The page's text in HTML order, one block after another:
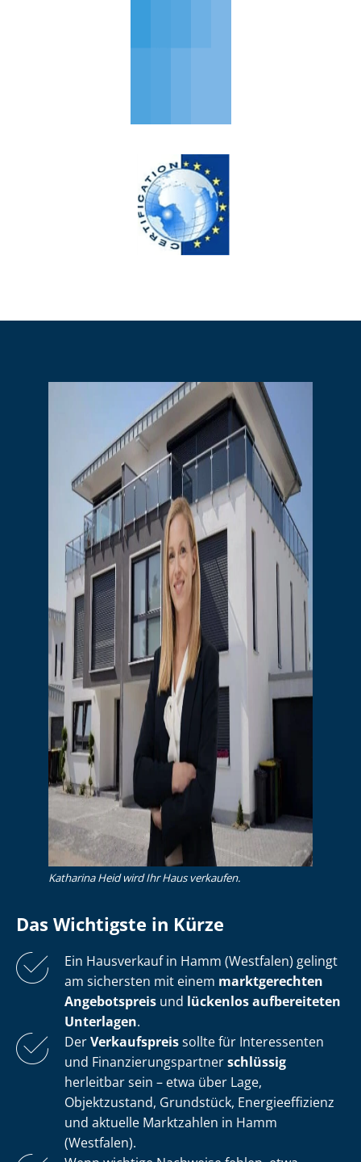
Katharina Heid wird Ihr Haus verkaufen.
Das Wichtigste in Kürze
Ein Hausverkauf in Hamm (Westfalen) gelingt
am sichersten mit einem marktgerechten
Angebotspreis und lückenlos aufbereiteten
Unterlagen.
DerVerkaufspreissollte für Interessenten
und Fi­nan­zie­rungs­part­nerschlüssig
herleitbar sein – etwa über Lage,
Objektzustand, Grundstück, En­er­gie­ef­fi­zi­enz
und aktuelle Marktzahlen in Hamm
(Westfalen).